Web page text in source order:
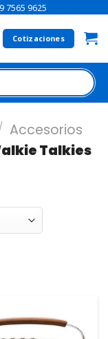
7565 9625
Cotizaciones
Accesorios
Talkies